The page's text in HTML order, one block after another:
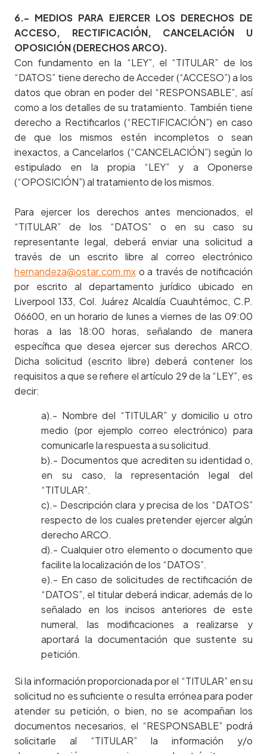
6.- MEDIOS PARA EJERCER LOS DERECHOS DE
ACCESO, RECTIFICACIÓN, CANCELACIÓN U
OPOSICIÓN (DERECHOS ARCO).
Con fundamento en la “LEY”, el “TITULAR” de los
“DATOS” tiene derecho de Acceder (“ACCESO”) a los
datos que obran en poder del “RESPONSABLE”, así
como a los detalles de su tratamiento. También tiene
derecho a Rectificarlos (“RECTIFICACIÓN”) en caso
de que los mismos estén incompletos o sean
inexactos, a Cancelarlos (“CANCELACIÓN”) según lo
estipulado en la propia “LEY” y a Oponerse
(“OPOSICIÓN”) al tratamiento de los mismos.
Para ejercer los derechos antes mencionados, el
“TITULAR” de los “DATOS” o en su caso su
representante legal, deberá enviar una solicitud a
través de un escrito libre al correo electrónico
hernandeza@ostar.com.mx o a través de notificación
por escrito al departamento jurídico ubicado en
Liverpool 133, Col. Juárez Alcaldía Cuauhtémoc, C.P.
06600, en un horario de lunes a viernes de las 09:00
horas a las 18:00 horas, señalando de manera
específica que desea ejercer sus derechos ARCO.
Dicha solicitud (escrito libre) deberá contener los
requisitos a que se refiere el artículo 29 de la “LEY”, es
decir:
a).- Nombre del “TITULAR” y domicilio u otro
medio (por ejemplo correo electrónico) para
comunicarle la respuesta a su solicitud.
b).- Documentos que acrediten su identidad o,
en su caso, la representación legal del
“TITULAR”.
c).- Descripción clara y precisa de los “DATOS”
respecto de los cuales pretender ejercer algún
derecho ARCO.
d).- Cualquier otro elemento o documento que
facilite la localización de los “DATOS”.
e).- En caso de solicitudes de rectificación de
“DATOS”, el titular deberá indicar, además de lo
señalado en los incisos anteriores de este
numeral, las modificaciones a realizarse y
aportará la documentación que sustente su
petición.
Si la información proporcionada por el “TITULAR” en su
solicitud no es suficiente o resulta errónea para poder
atender su petición, o bien, no se acompañan los
documentos necesarios, el “RESPONSABLE” podrá
solicitarle al “TITULAR” la información y/o